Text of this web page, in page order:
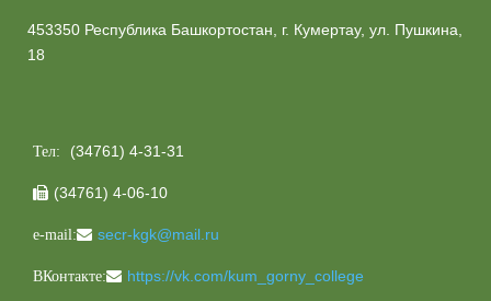
453350 Республика Башкортостан, г. Кумертау, ул. Пушкина,
18
Тел: (34761) 4-31-31
 (34761) 4-06-10
e-mail: secr-kgk@mail.ru
ВКонтакте: https://vk.com/kum_gorny_college